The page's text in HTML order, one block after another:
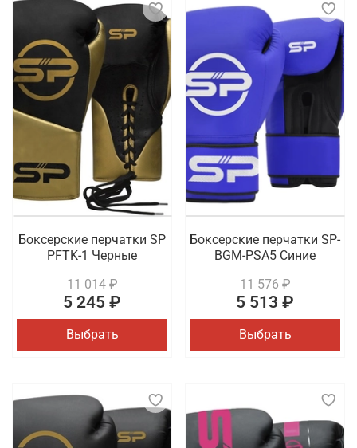
Боксерские перчатки SP
PFTK-1 Черные
11 014 ₽
5 245 ₽
Выбрать
Боксерские перчатки SP-
BGM-PSA5 Синие
11 576 ₽
5 513 ₽
Выбрать